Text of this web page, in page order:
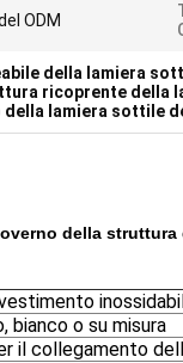
ODM
della lamiera
ricoprente della
lamiera sottile
della
bianco o su misura
il collegamento